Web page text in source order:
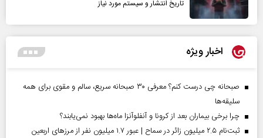
تاریخ انتشار و سیستم مورد نیاز
اخبار ویژه
صبحانه چی درست کنم؟ معرفی ۳۰ صبحانه سریع، سالم و مقوی برای همه
سلیقه‌ها
چرا برخی بیماران بعد از کرونا و آنفلوآنزا ماه‌ها بهبود نمی‌یابند؟
ثبت‌نام ۲.۵ میلیون زائر در سماح | عبور ۱.۷ میلیون نفر از مرز‌های اربعین